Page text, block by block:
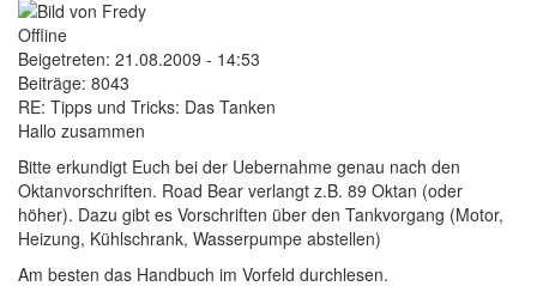
Offline
Beigetreten: 21.08.2009 - 14:53
Beiträge: 8043
RE: Tipps und Tricks: Das Tanken
Hallo zusammen
Bitte erkundigt Euch bei der Uebernahme genau nach den
Oktanvorschriften. Road Bear verlangt z.B. 89 Oktan (oder
höher). Dazu gibt es Vorschriften über den Tankvorgang (Motor,
Heizung, Kühlschrank, Wasserpumpe abstellen)
Am besten das Handbuch im Vorfeld durchlesen.